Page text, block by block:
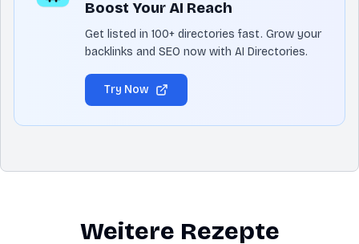
Boost Your AI Reach
Get listed in 100+ directories fast. Grow your
backlinks and SEO now with AI Directories.
Try Now
Weitere Rezepte